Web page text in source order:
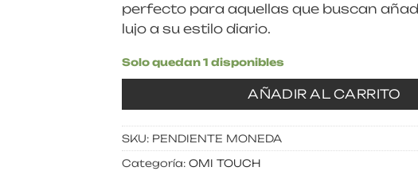
perfecto para aquellas que buscan
lujo a su estilo diario.
Solo quedan 1 disponibles
AÑADIR AL CARRITO
SKU: PENDIENTE MONEDA
Categoría: OMI TOUCH